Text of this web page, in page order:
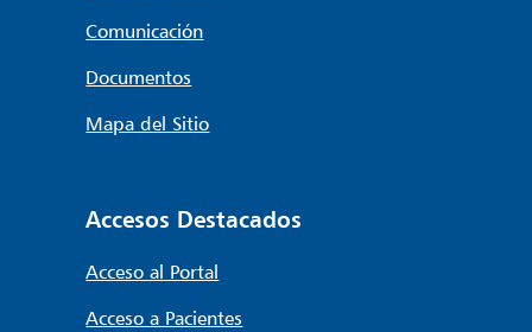
Comunicación
Documentos
Mapa del Sitio
Accesos Destacados
Acceso al Portal
Acceso a Pacientes